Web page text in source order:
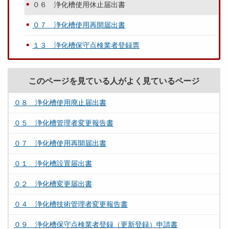
０６ 浄化槽使用休止届出書
０７ 浄化槽使用再開届出書
１３ 浄化槽保守点検業者登録票
このページを見ている人がよく見ているページ
０８ 浄化槽使用廃止届出書
０５ 浄化槽管理者変更報告書
０７ 浄化槽使用再開届出書
０１ 浄化槽設置届出書
０２ 浄化槽変更届出書
０４ 浄化槽技術管理者変更報告書
０９ 浄化槽保守点検業者登録（更新登録）申請書